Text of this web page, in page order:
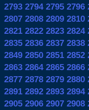
2793 2794 2795 2796
2807 2808 2809 2810
2821 2822 2823 2824
2835 2836 2837 2838
2849 2850 2851 2852
2863 2864 2865 2866
2877 2878 2879 2880
2891 2892 2893 2894
2905 2906 2907 2908